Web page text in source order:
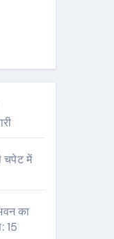
चपेट में
का
15